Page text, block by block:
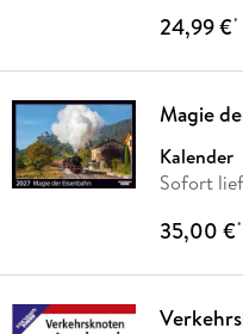
24,99 €*
Magie
Kalender
Sofort
35,00 €*